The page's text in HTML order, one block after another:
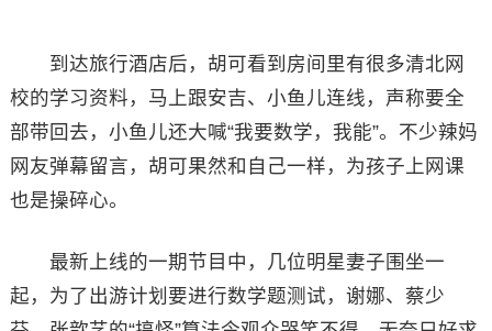
到达旅行酒店后，胡可看到房间里有很多清北网
校的学习资料，马上跟安吉、小鱼儿连线，声称要全
部带回去，小鱼儿还大喊“我要数学，我能”。不少辣妈
网友弹幕留言，胡可果然和自己一样，为孩子上网课
也是操碎心。
最新上线的一期节目中，几位明星妻子围坐一
起，为了出游计划要进行数学题测试，谢娜、蔡少